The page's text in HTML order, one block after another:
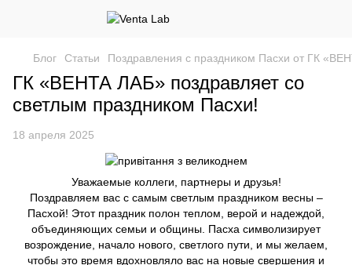
Блог Статьи Поздравления с праздником Пасхи от ГК
ГК «ВЕНТА ЛАБ» поздравляет со
светлым праздником Пасхи!
18 апреля 2025
Уважаемые коллеги, партнеры и друзья!
Поздравляем вас с самым светлым праздником весны –
Пасхой! Этот праздник полон теплом, верой и надеждой,
объединяющих семьи и общины. Пасха символизирует
возрождение, начало нового, светлого пути, и мы желаем,
чтобы это время вдохновляло вас на новые свершения и